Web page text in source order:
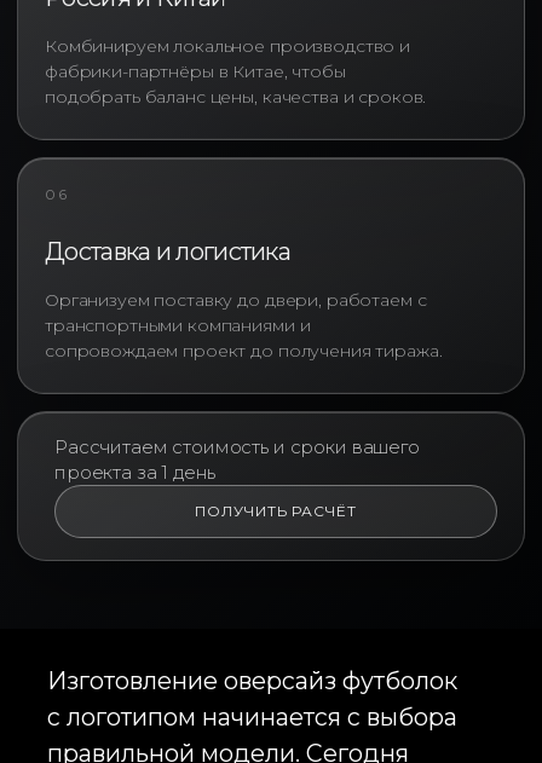
Комбинируем локальное производство и
фабрики-партнёры в Китае, чтобы
подобрать баланс цены, качества и сроков.
06
Доставка и логистика
Организуем поставку до двери, работаем с
транспортными компаниями и
сопровождаем проект до получения тиража.
Рассчитаем стоимость и сроки вашего
проекта за 1 день
ПОЛУЧИТЬ РАСЧЁТ
Такой подход особенно
востребован среди компаний,
стремящихся получить
продукт, отражающий
бизнес получает не просто
инструмент коммуникации.
Корпоративные оверсайз
футболки востребованы
практически во всех отраслях
экономики. Их используют
технологические компании,
банки, производственные
предприятия, маркетинговые
агентства, девелоперы,
формировать единый
визуальный стандарт, повышают
узнаваемость бренда и создают
ощущение принадлежности к